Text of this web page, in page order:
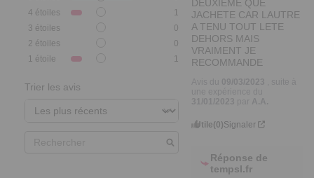
4 étoiles
1
3 étoiles
0
2 étoiles
0
1 étoile 1
Trier les avis
DEUXIEME QUE
JACHETE CAR LAUTRE
A TENU TOUT LETE
DEHORS MAIS
VRAIMENT JE
RECOMMANDE
Utile(0)Signaler
Réponse de
tempsl.fr